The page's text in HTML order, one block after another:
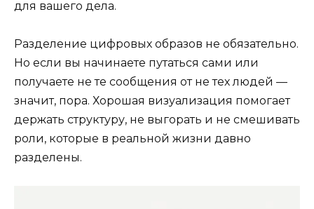
для вашего дела.
Разделение цифровых образов не обязательно.
Но если вы начинаете путаться сами или
получаете не те сообщения от не тех людей —
значит, пора. Хорошая визуализация помогает
держать структуру, не выгорать и не смешивать
роли, которые в реальной жизни давно
разделены.